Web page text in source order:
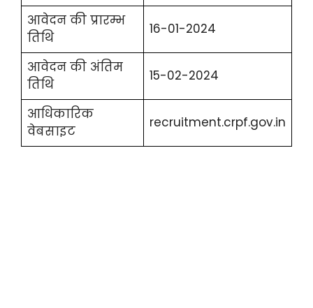
आवेदन की प्रारम्भ
तिथि
16-01-2024
आवेदन की अंतिम
तिथि
15-02-2024
आधिकारिक
वेबसाइट
recruitment.crpf.gov.in